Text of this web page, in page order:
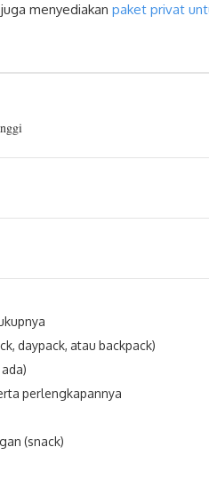
menyediakan paket privat
daypack, atau backpack)
perlengkapannya
(snack)